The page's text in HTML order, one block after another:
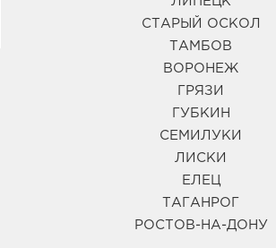
СТАРЫЙ ОСКОЛ
ТАМБОВ
ВОРОНЕЖ
ГРЯЗИ
ГУБКИН
СЕМИЛУКИ
ЛИСКИ
ЕЛЕЦ
ТАГАНРОГ
РОСТОВ-НА-ДОНУ